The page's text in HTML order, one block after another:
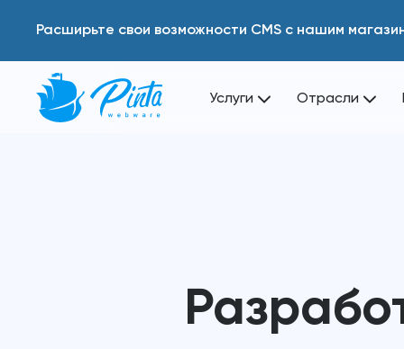
Расширьте свои возможности CMS с нашим
Услуги Отрасли